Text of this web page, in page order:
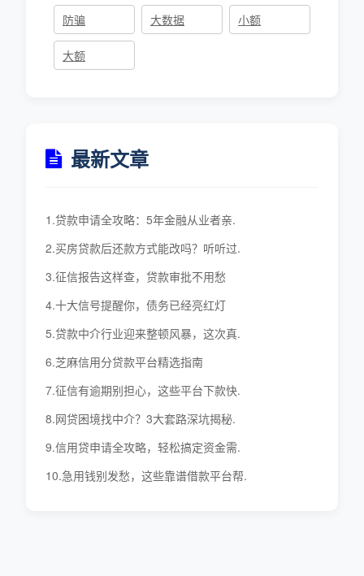
防骗 大数据 小额
大额
最新文章
1.贷款申请全攻略：5年金融从业者亲.
2.买房贷款后还款方式能改吗？听听过.
3.征信报告这样查，贷款审批不用愁
4.十大信号提醒你，债务已经亮红灯
5.贷款中介行业迎来整顿风暴，这次真.
6.芝麻信用分贷款平台精选指南
7.征信有逾期别担心，这些平台下款快.
8.网贷困境找中介？3大套路深坑揭秘.
9.信用贷申请全攻略，轻松搞定资金需.
10.急用钱别发愁，这些靠谱借款平台帮.